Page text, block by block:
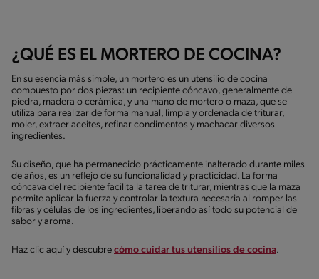
¿QUÉ ES EL MORTERO DE COCINA?
En su esencia más simple, un mortero es un utensilio de cocina
compuesto por dos piezas: un recipiente cóncavo, generalmente de
piedra, madera o cerámica, y una mano de mortero o maza, que se
utiliza para realizar de forma manual, limpia y ordenada de triturar,
moler, extraer aceites, refinar condimentos y machacar diversos
ingredientes.
Su diseño, que ha permanecido prácticamente inalterado durante miles
de años, es un reflejo de su funcionalidad y practicidad. La forma
cóncava del recipiente facilita la tarea de triturar, mientras que la maza
permite aplicar la fuerza y controlar la textura necesaria al romper las
fibras y células de los ingredientes, liberando así todo su potencial de
sabor y aroma.
Haz clic aquí y descubre cómo cuidar tus utensilios de cocina.